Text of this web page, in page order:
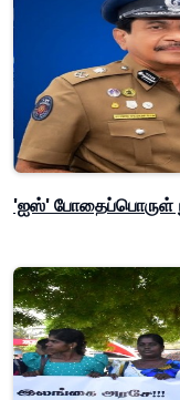
'ஐஸ்' போதைப்பொருள்